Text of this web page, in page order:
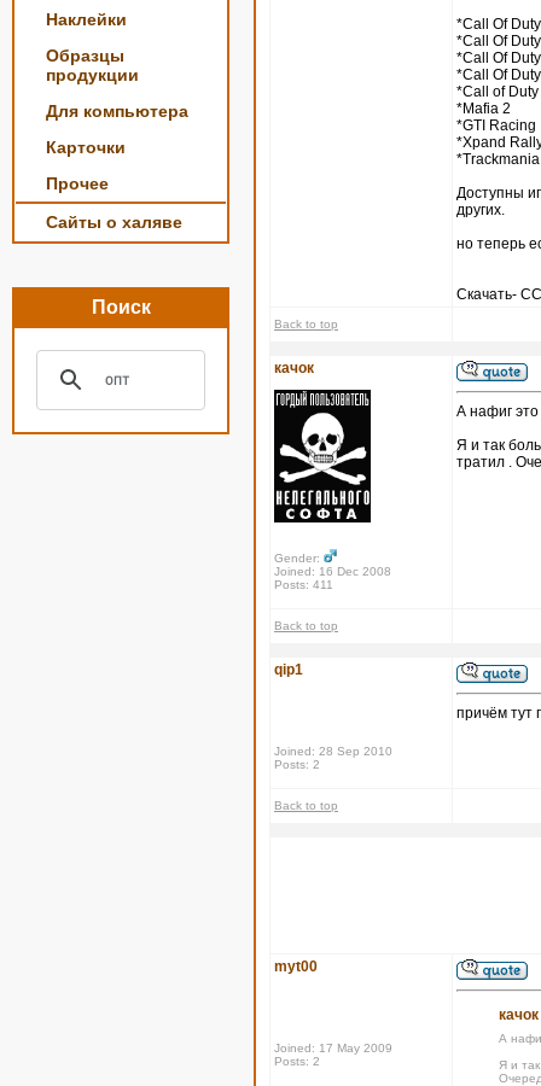
Наклейки
Образцы
продукции
Для компьютера
Карточки
Прочее
Сайты о халяве
Поиск
*Call Of Duty
*Call Of
*Call Of
*Call Of
*Call of
*Mafia 2
*GTI Racing
*Xpand
Доступны
других.
но теперь
Скачать-
Back to top
качок
Gender:
Joined: 16 Dec 2008
Posts: 411
А нафиг
Я и так
тратил .
Back to top
qip1
Joined: 28 Sep 2010
Posts: 2
причём тут
Back to top
myt00
Joined: 17 May 2009
Posts: 2
А
Я и